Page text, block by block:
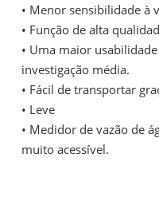
• Menor sensibilidade à
• Função de alta
• Uma maior
investigação média.
• Fácil de transportar
• Leve
• Medidor de vazão de
muito acessível.